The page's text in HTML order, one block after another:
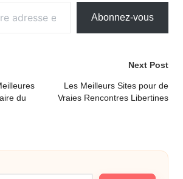
Abonnez-vous
du
Next Post
Les Meilleurs Sites pour de
Vraies Rencontres Libertines